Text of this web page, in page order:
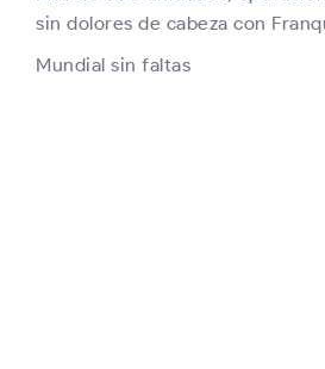
sin dolores de cabeza con
Mundial sin faltas